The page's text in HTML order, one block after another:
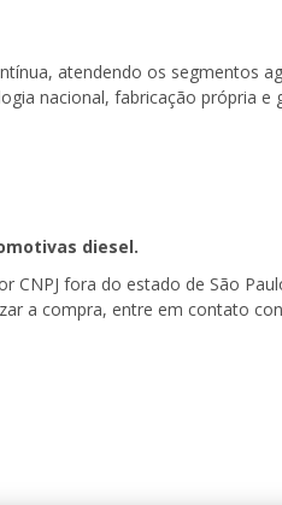
atendendo os segmentos
nacional, fabricação própria e
diesel.
CNPJ fora do estado de São
a compra, entre em contato